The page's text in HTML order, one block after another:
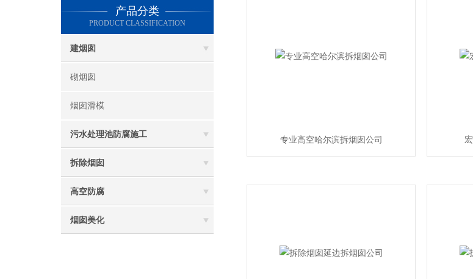
产品分类
PRODUCT CLASSIFICATION
建烟囱
砌烟囱
烟囱滑模
污水处理池防腐施工
拆除烟囱
高空防腐
烟囱美化
专业高空哈尔滨拆烟囱公司